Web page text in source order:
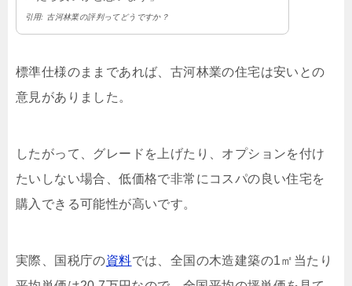
引用: 古河林業の評判ってどうですか？
標準仕様のままであれば、古河林業の住宅は安いとの
意見がありました。
したがって、グレードを上げたり、オプションを付け
たいしない場合、低価格で非常にコスパの良い住宅を
購入できる可能性が高いです。
実際、国税庁の資料では、全国の木造建築の1㎡当たり